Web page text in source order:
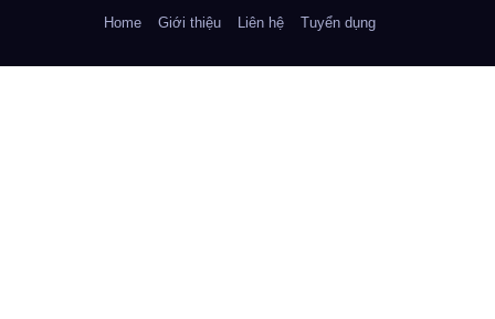
Home
Giới thiệu Liên hệ Tuyển dụng